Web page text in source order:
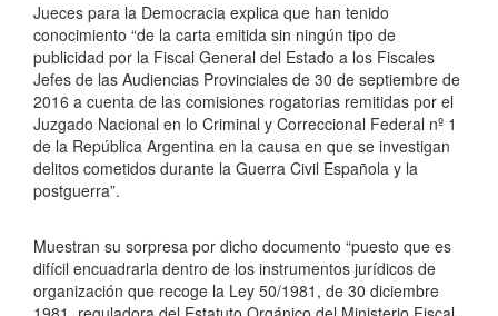
Jueces para la Democracia explica que han tenido
conocimiento “de la carta emitida sin ningún tipo de
publicidad por la Fiscal General del Estado a los Fiscales
Jefes de las Audiencias Provinciales de 30 de septiembre de
2016 a cuenta de las comisiones rogatorias remitidas por el
Juzgado Nacional en lo Criminal y Correccional Federal nº 1
de la República Argentina en la causa en que se investigan
delitos cometidos durante la Guerra Civil Española y la
postguerra”.
Muestran su sorpresa por dicho documento “puesto que es
difícil encuadrarla dentro de los instrumentos jurídicos de
organización que recoge la Ley 50/1981, de 30 diciembre